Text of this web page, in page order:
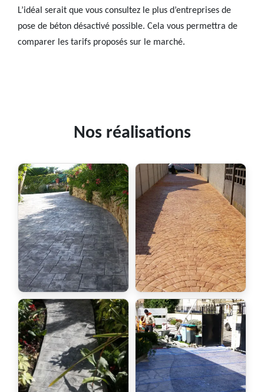
L’idéal serait que vous consultez le plus d’entreprises de
pose de béton désactivé possible. Cela vous permettra de
comparer les tarifs proposés sur le marché.
Nos réalisations